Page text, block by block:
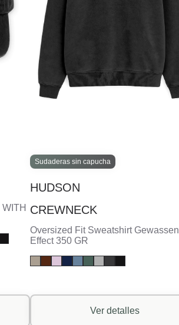
Sudaderas sin capucha
HUDSON
CREWNECK
Oversized Fit Sweatshirt Gewassen
Effect 350 GR
Ver detalles